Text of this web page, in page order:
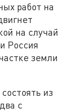
работ на
на случай
Россия
земли
из
с